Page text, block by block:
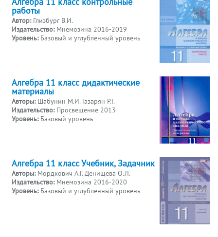
работы
Автор: Глизбург В.И.
Издательство: Мнемозина 2016-2019
Уровень: Базовый и углубленный уровень
Алгебра 11 класс дидактические
материалы
Авторы: Шабунин М.И. Газарян Р.Г.
Издательство: Просвещение 2013
Уровень: Базовый уровень
Алгебра 11 класс Учебник, Задачник
Авторы: Мордкович А.Г. Денищева О.Л.
Издательство: Мнемозина 2016-2020
Уровень: Базовый и углубленный уровень